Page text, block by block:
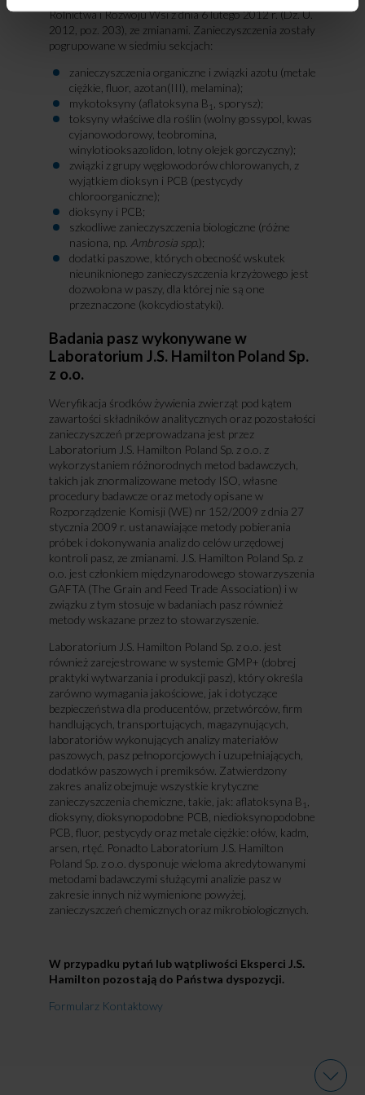
Rolnictwa i Rozwoju Wsi z dnia 6 lutego 2012 r. (Dz. U.
2012, poz. 203), ze zmianami. Zanieczyszczenia zostały
pogrupowane w siedmiu sekcjach:
zanieczyszczenia organiczne i związki azotu (metale
ciężkie, fluor, azotan(III), melamina);
mykotoksyny (aflatoksyna B 1
, sporysz);
toksyny właściwe dla roślin (wolny gossypol, kwas
cyjanowodorowy, teobromina,
winylotiooksazolidon, lotny olejek gorczyczny);
związki z grupy węglowodorów chlorowanych, z
wyjątkiem dioksyn i PCB (pestycydy
chloroorganiczne);
dioksyny i PCB;
szkodliwe zanieczyszczenia biologiczne (różne
nasiona, np. Ambrosia spp.);
dodatki paszowe, których obecność wskutek
nieuniknionego zanieczyszczenia krzyżowego jest
dozwolona w paszy, dla której nie są one
przeznaczone (kokcydiostatyki).
Badania pasz wykonywane w
Laboratorium J.S. Hamilton Poland Sp.
z o.o.
Weryfikacja środków żywienia zwierząt pod kątem
zawartości składników analitycznych oraz pozostałości
zanieczyszczeń przeprowadzana jest przez
Laboratorium J.S. Hamilton Poland Sp. z o.o. z
wykorzystaniem różnorodnych metod badawczych,
takich jak znormalizowane metody ISO, własne
procedury badawcze oraz metody opisane w
Rozporządzenie Komisji (WE) nr 152/2009 z dnia 27
stycznia 2009 r. ustanawiające metody pobierania
próbek i dokonywania analiz do celów urzędowej
kontroli pasz, ze zmianami. J.S. Hamilton Poland Sp. z
o.o. jest członkiem międzynarodowego stowarzyszenia
GAFTA (The Grain and Feed Trade Association) i w
związku z tym stosuje w badaniach pasz również
metody wskazane przez to stowarzyszenie.
Laboratorium J.S. Hamilton Poland Sp. z o.o. jest
również zarejestrowane w systemie GMP+ (dobrej
praktyki wytwarzania i produkcji pasz), który określa
zarówno wymagania jakościowe, jak i dotyczące
bezpieczeństwa dla producentów, przetwórców, firm
handlujących, transportujących, magazynujących,
laboratoriów wykonujących analizy materiałów
paszowych, pasz pełnoporcjowych i uzupełniających,
dodatków paszowych i premiksów. Zatwierdzony
zakres analiz obejmuje wszystkie krytyczne
zanieczyszczenia chemiczne, takie, jak: aflatoksyna B 1
dioksyny, dioksynopodobne PCB, niedioksynopodobne
PCB, fluor, pestycydy oraz metale ciężkie: ołów, kadm,
arsen, rtęć. Ponadto Laboratorium J.S. Hamilton
Poland Sp. z o.o. dysponuje wieloma akredytowanymi
metodami badawczymi służącymi analizie pasz w
zakresie innych niż wymienione powyżej,
zanieczyszczeń chemicznych oraz mikrobiologicznych.
W przypadku pytań lub wątpliwości Eksperci J.S.
Hamilton pozostają do Państwa dyspozycji.
Formularz Kontaktowy